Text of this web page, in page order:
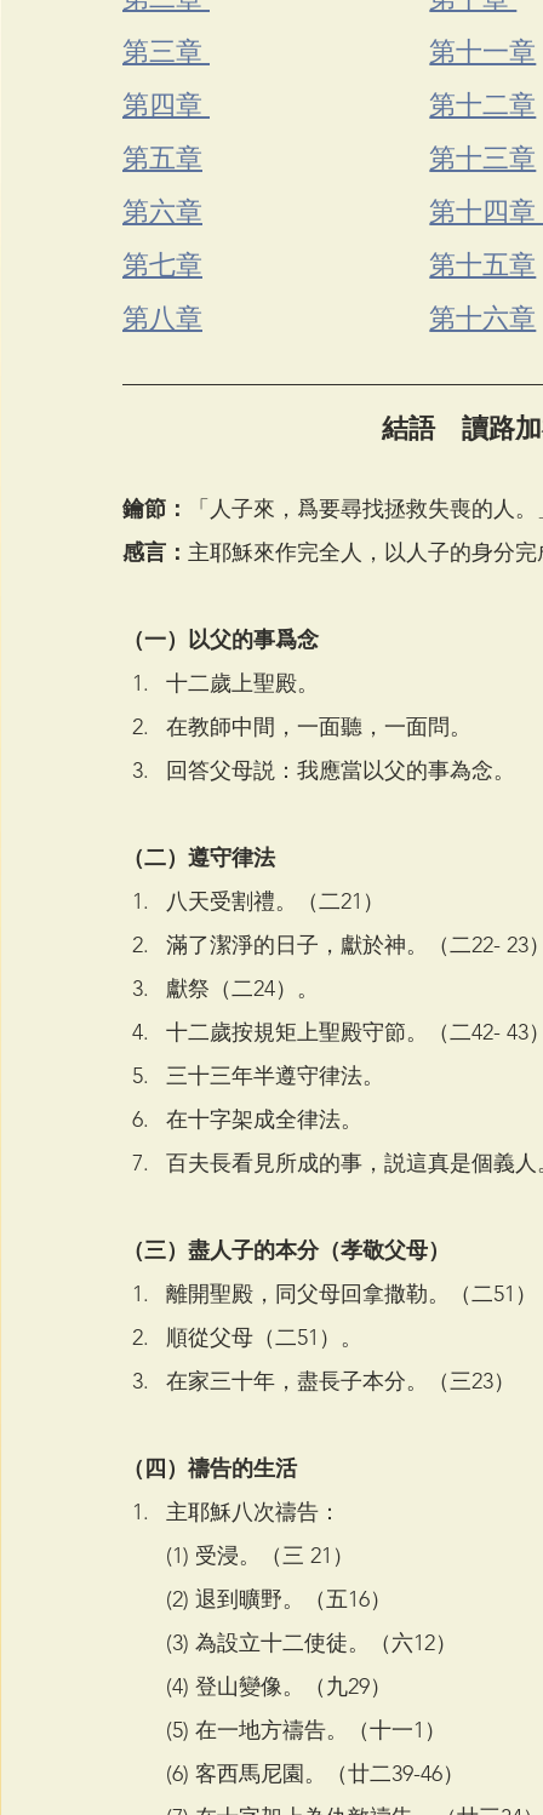
第三章
第四章
第五章
第六章
第七章
第八章
第十一章
第十二章
第十三章
第十四章
第十五章
第十六章
結語　讀路
鑰節：
「人子來，爲要尋找拯救失喪的人。
感言： 主耶穌來作完全人，以人子的身分
（一）以父的事爲念
十二歲上聖殿。
在教師中間，一面聽，一面問。
回答父母説：我應當以父的事為念。
（二）遵守律法
八天受割禮。（二21）
滿了潔淨的日子，獻於神。（二22- 23
獻祭（二24）。
十二歲按規矩上聖殿守節。（二42- 43
三十三年半遵守律法。
在十字架成全律法。
百夫長看見所成的事，説這真是個義人
（三）盡人子的本分（孝敬父母）
離開聖殿，同父母回拿撒勒。（二51）
順從父母（二51）。
在家三十年，盡長子本分。（三23）
（四）禱告的生活
主耶穌八次禱告：
(1) 受浸。（三 21）
(2) 退到曠野。（五16）
(3) 為設立十二使徒。（六12）
(4) 登山變像。（九29）
(5) 在一地方禱告。（十一1）
(6) 客西馬尼園。（廿二39-46）